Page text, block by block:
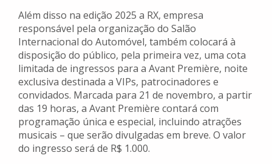
Além disso na edição 2025 a RX, empresa
responsável pela organização do Salão
Internacional do Automóvel, também colocará à
disposição do público, pela primeira vez, uma cota
limitada de ingressos para a Avant Première, noite
exclusiva destinada a VIPs, patrocinadores e
convidados. Marcada para 21 de novembro, a partir
das 19 horas, a Avant Première contará com
programação única e especial, incluindo atrações
musicais – que serão divulgadas em breve. O valor
do ingresso será de R$ 1.000.